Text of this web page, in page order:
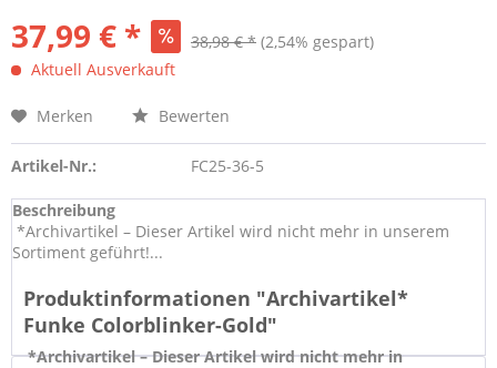
37,99 € * 38,98 € * (2,54% gespart)
Aktuell Ausverkauft
Merken Bewerten
Artikel-Nr.: FC25-36-5
Beschreibung
*Archivartikel – Dieser Artikel wird nicht mehr in unserem
Sortiment geführt!...
Produktinformationen "Archivartikel*
Funke Colorblinker-Gold"
*Archivartikel – Dieser Artikel wird nicht mehr in